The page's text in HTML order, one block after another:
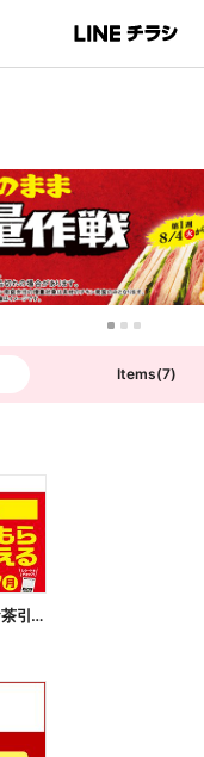
Items(7)
【無料引換券!】焼き麺買うとお茶引換券貰える!